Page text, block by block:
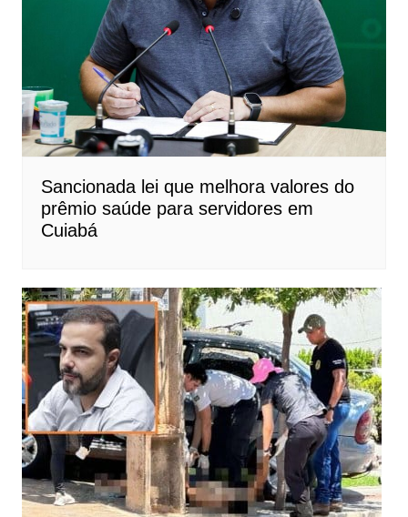
Sancionada lei que melhora valores do
prêmio saúde para servidores em
Cuiabá